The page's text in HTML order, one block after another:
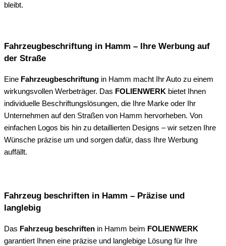
bleibt.
Fahrzeugbeschriftung in Hamm – Ihre Werbung auf
der Straße
Eine Fahrzeugbeschriftung in Hamm macht Ihr Auto zu einem
wirkungsvollen Werbeträger. Das FOLIENWERK bietet Ihnen
individuelle Beschriftungslösungen, die Ihre Marke oder Ihr
Unternehmen auf den Straßen von Hamm hervorheben. Von
einfachen Logos bis hin zu detaillierten Designs – wir setzen Ihre
Wünsche präzise um und sorgen dafür, dass Ihre Werbung
auffällt.
Fahrzeug beschriften in Hamm – Präzise und
langlebig
Das Fahrzeug beschriften in Hamm beim FOLIENWERK
garantiert Ihnen eine präzise und langlebige Lösung für Ihre